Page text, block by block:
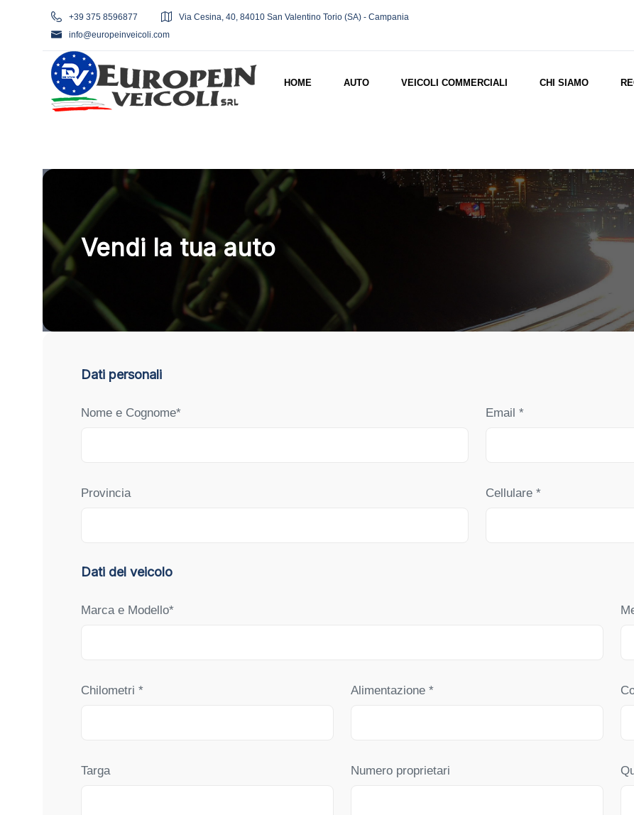
+39 375 8596877
Via Cesina, 40, 84010 San Valentino Torio (SA) - Campania
info@europeinveicoli.com
HOME AUTO VEICOLI COMMERCIALI CHI SIAMO
Vendi la tua auto
Dati personali
Nome e Cognome* Email *
Provincia Cellulare *
Dati del veicolo
Marca e Modello*
Chilometri * Alimentazione *
Targa Numero proprietari